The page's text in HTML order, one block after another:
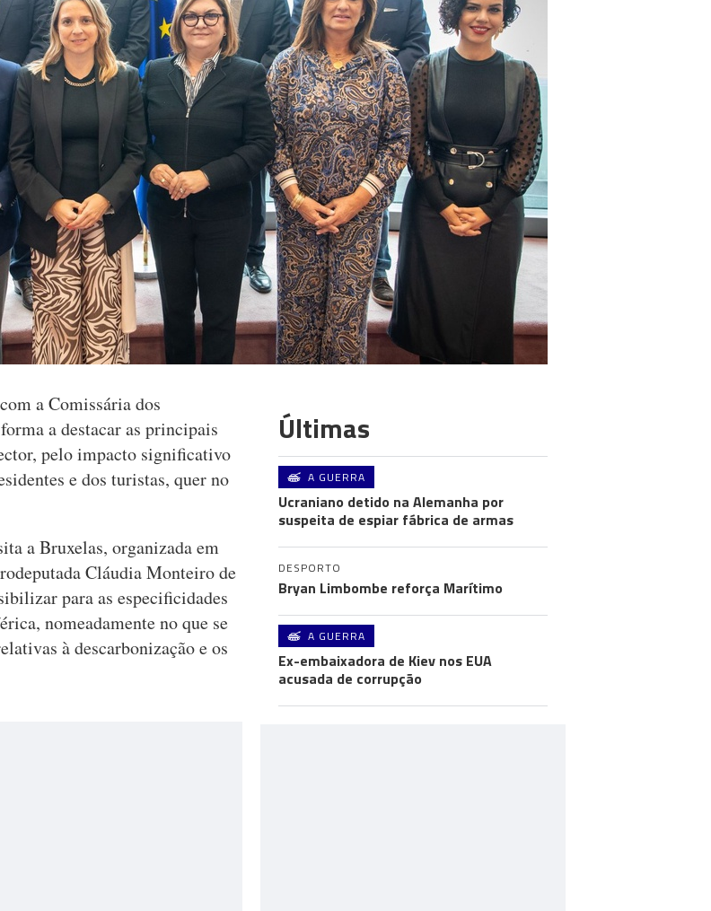
a Comissária dos
a destacar as principais
pelo impacto significativo
e dos turistas, quer no
a Bruxelas, organizada em
Cláudia Monteiro de
para as especificidades
nomeadamente no que se
à descarbonização e os
Últimas
A GUERRA
Ucraniano detido na Alemanha por
suspeita de espiar fábrica de armas
DESPORTO
Bryan Limbombe reforça Marítimo
A GUERRA
Ex-embaixadora de Kiev nos EUA
acusada de corrupção